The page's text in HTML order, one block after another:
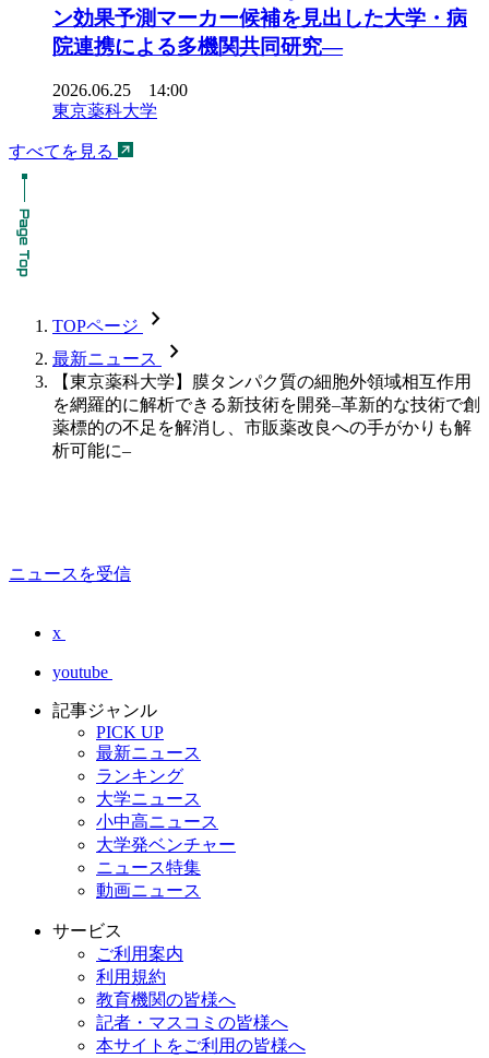
ン効果予測マーカー候補を見出した大学・病
院連携による多機関共同研究―
2026.06.25 14:00
東京薬科大学
すべてを見る
TOPページ chevron_forward
最新ニュース chevron_forward
【東京薬科大学】膜タンパク質の細胞外領域相互作用
を網羅的に解析できる新技術を開発–革新的な技術で創
薬標的の不足を解消し、市販薬改良への手がかりも解
析可能に–
ニュースを受信
x
youtube
記事ジャンル
PICK UP
最新ニュース
ランキング
大学ニュース
小中高ニュース
大学発ベンチャー
ニュース特集
動画ニュース
サービス
ご利用案内
利用規約
教育機関の皆様へ
記者・マスコミの皆様へ
本サイトをご利用の皆様へ